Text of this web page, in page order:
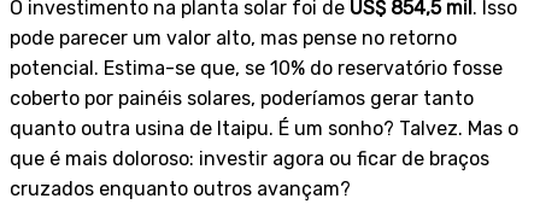
O investimento na planta solar foi de US$ 854,5 mil. Isso
pode parecer um valor alto, mas pense no retorno
potencial. Estima-se que, se 10% do reservatório fosse
coberto por painéis solares, poderíamos gerar tanto
quanto outra usina de Itaipu. É um sonho? Talvez. Mas o
que é mais doloroso: investir agora ou ficar de braços
cruzados enquanto outros avançam?